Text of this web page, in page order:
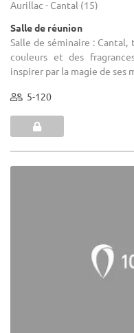
Aurillac - Cantal (15)
Salle de réunion
Salle de séminaire : Cantal,
couleurs et des
inspirer par la magie de ses
5-120